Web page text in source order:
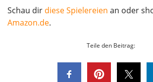
Schau dir diese Spielereien an oder
Amazon.de.
Teile den Beitrag: